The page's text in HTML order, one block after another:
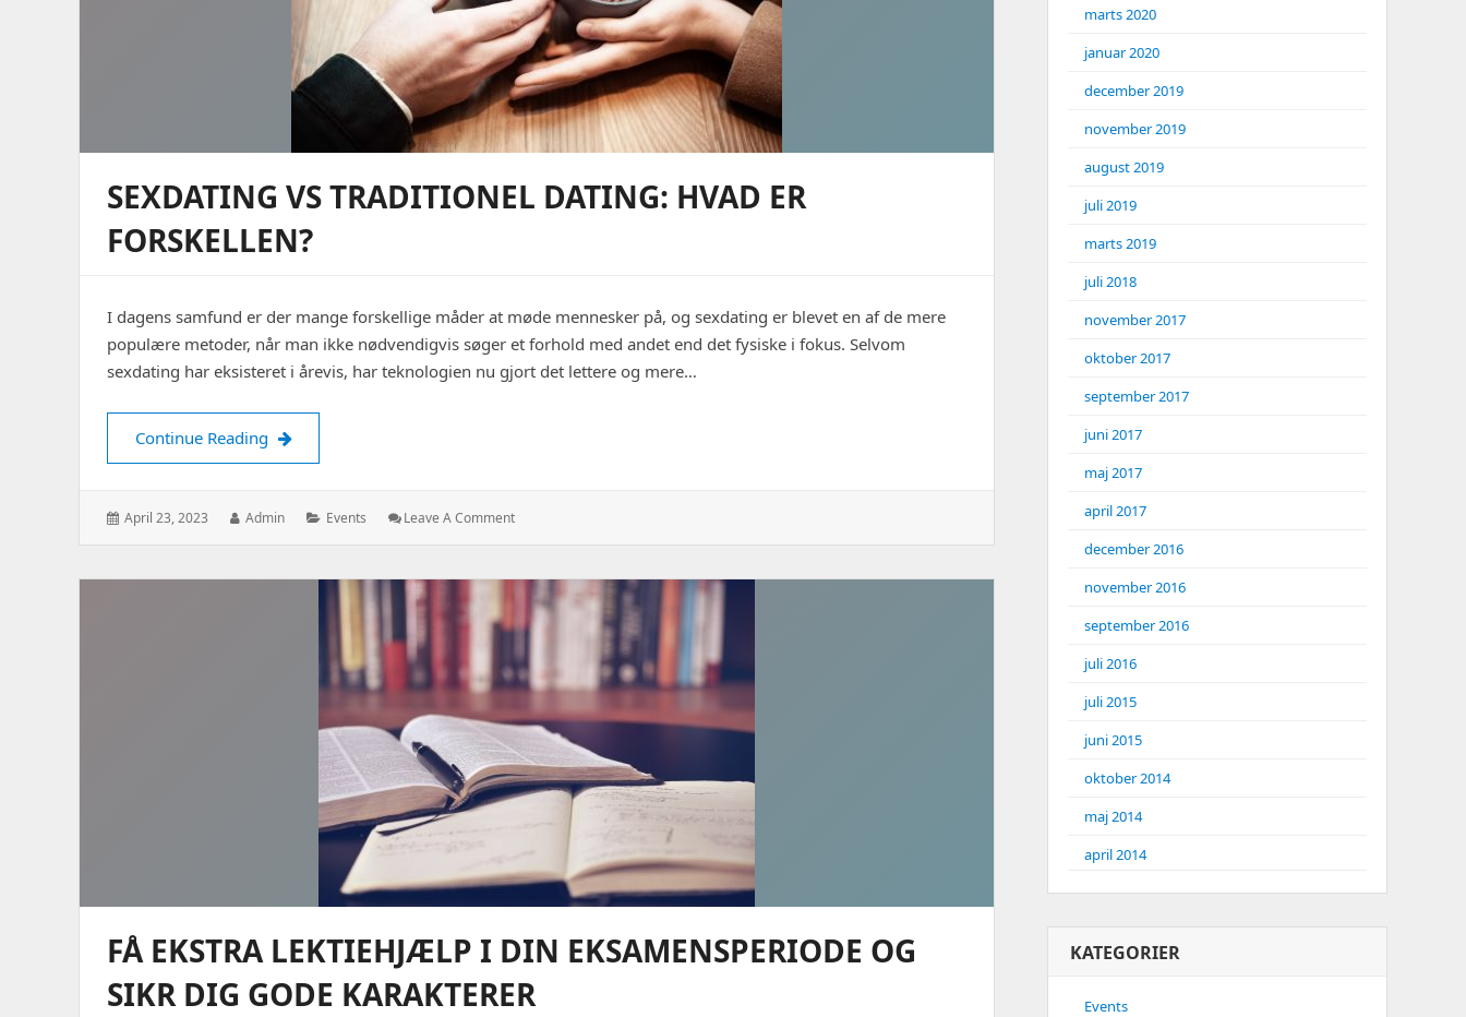
SEXDATING VS TRADITIONEL DATING: HVAD ER
FORSKELLEN?
I dagens samfund er der mange forskellige måder at møde mennesker på, og sexdating er blevet en af ​​de mere
populære metoder, når man ikke nødvendigvis søger et forhold med andet end det fysiske i fokus. Selvom
sexdating har eksisteret i årevis, har teknologien nu gjort det lettere og mere…
Continue Reading Sexdating vs traditionel dating: Hvad er forskellen?
Posted
April 23, 2023 Author:
Admin Categories:
Events Leave A Comment: Sexdating
Dating:
Hvad
FÅ EKSTRA LEKTIEHJÆLP I DIN EKSAMENSPERIODE OG
SIKR DIG GODE KARAKTERER
marts 2020
januar 2020
december 2019
november 2019
august 2019
juli 2019
marts 2019
juli 2018
november 2017
oktober 2017
september 2017
juni 2017
maj 2017
april 2017
december 2016
november 2016
september 2016
juli 2016
juli 2015
juni 2015
oktober 2014
maj 2014
april 2014
KATEGORIER
Events